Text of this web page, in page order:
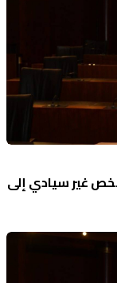
غير سيادي إلى